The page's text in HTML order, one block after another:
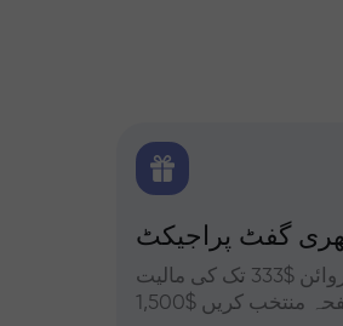
گفٹ پراجیکٹ
رقم جمع کروائن $333 تک کی مالیت
منتخب کریں $1,500